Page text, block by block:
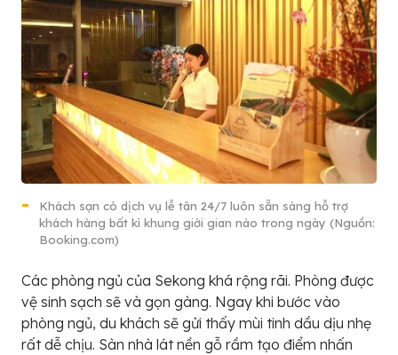
Khách sạn có dịch vụ lễ tân 24/7 luôn sẵn sàng hỗ trợ
khách hàng bất kì khung giời gian nào trong ngày (Nguồn:
Booking.com)
Các phòng ngủ của Sekong khá rộng rãi. Phòng được
vệ sinh sạch sẽ và gọn gàng. Ngay khi bước vào
phòng ngủ, du khách sẽ gửi thấy mùi tinh dầu dịu nhẹ
rất dễ chịu. Sàn nhà lát nền gỗ rầm tạo điểm nhấn